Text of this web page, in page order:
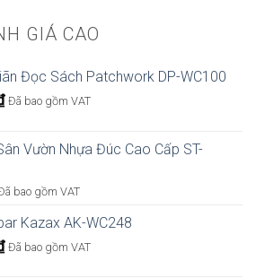
GIÁ CAO
Đọc Sách Patchwork DP-WC100
Đã bao gồm VAT
Vườn Nhựa Đúc Cao Cấp ST-
bao gồm VAT
Kazax AK-WC248
Đã bao gồm VAT